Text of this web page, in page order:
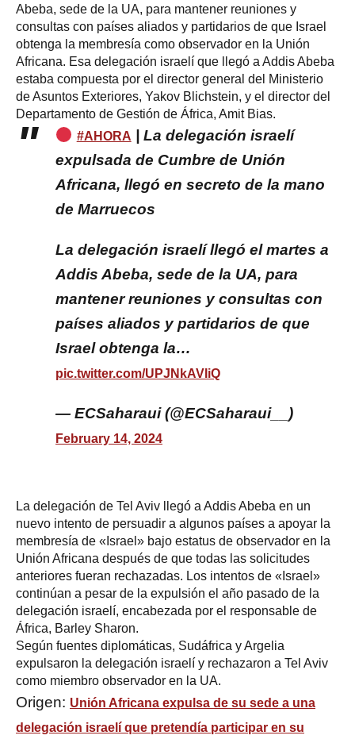
Abeba, sede de la UA, para mantener reuniones y
consultas con países aliados y partidarios de que Israel
obtenga la membresía como observador en la Unión
Africana. Esa delegación israelí que llegó a Addis Abeba
estaba compuesta por el director general del Ministerio
de Asuntos Exteriores, Yakov Blichstein, y el director del
Departamento de Gestión de África, Amit Bias.
#AHORA | La delegación israelí
expulsada de Cumbre de Unión
Africana, llegó en secreto de la mano
de Marruecos
La delegación israelí llegó el martes a
Addis Abeba, sede de la UA, para
mantener reuniones y consultas con
países aliados y partidarios de que
Israel obtenga la…
pic.twitter.com/UPJNkAVIiQ
— ECSaharaui (@ECSaharaui__)
February 14, 2024
La delegación de Tel Aviv llegó a Addis Abeba en un
nuevo intento de persuadir a algunos países a apoyar la
membresía de «Israel» bajo estatus de observador en la
Unión Africana después de que todas las solicitudes
anteriores fueran rechazadas. Los intentos de «Israel»
continúan a pesar de la expulsión el año pasado de la
delegación israelí, encabezada por el responsable de
África, Barley Sharon.
Según fuentes diplomáticas, Sudáfrica y Argelia
expulsaron la delegación israelí y rechazaron a Tel Aviv
como miembro observador en la UA.
Origen: Unión Africana expulsa de su sede a una
delegación israelí que pretendía participar en su